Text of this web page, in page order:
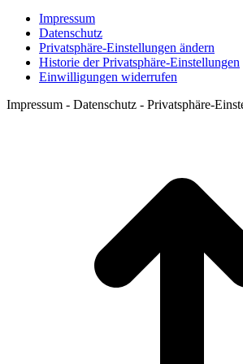
Impressum
Datenschutz
Privatsphäre-Einstellungen ändern
Historie der Privatsphäre-Einstellungen
Einwilligungen widerrufen
Impressum - Datenschutz - Privatsphäre-